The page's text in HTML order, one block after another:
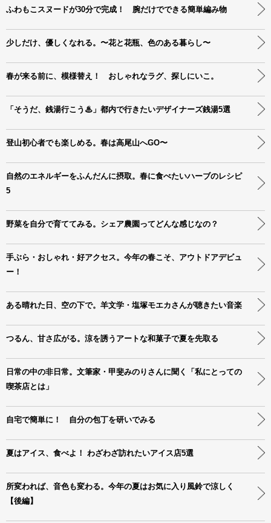
ふわもこスヌードが30分で完成！ 腕だけでできる簡単編み物
少しだけ、優しくなれる。〜花と花瓶、色のある暮らし〜
春が来る前に、模様替え！ おしゃれなラグ、探しにいこ。
「そうだ、銭湯行こう♨」都内で行きたいデザイナーズ銭湯5選
登山初心者でも楽しめる。春は高尾山へGO〜
自然のエネルギーをふんだんに摂取。春に食べたいハーブのレシピ
5
野菜を自分で育ててみる。シェア農園ってどんな感じなの？
手ぶら・おしゃれ・好アクセス。今年の春こそ、アウトドアデビュ
ー！
ある晴れた日、空の下で。羊文学・塩塚モエカさんが聴きたい音楽
つるん、甘さ広がる。涼を誘うアートな和菓子で夏を先取る
日常の中の非日常。文筆家・甲斐みのりさんに聞く「私にとっての
喫茶店とは」
自宅で簡単に！ 自分の包丁を研いでみる
夏はアイス、食べよ！ わざわざ訪れたいアイス店5選
所変われば、音色も変わる。今年の夏はお気に入り風鈴で涼しく
【後編】